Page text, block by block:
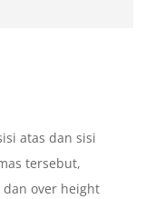
atas dan sisi
tersebut,
over height